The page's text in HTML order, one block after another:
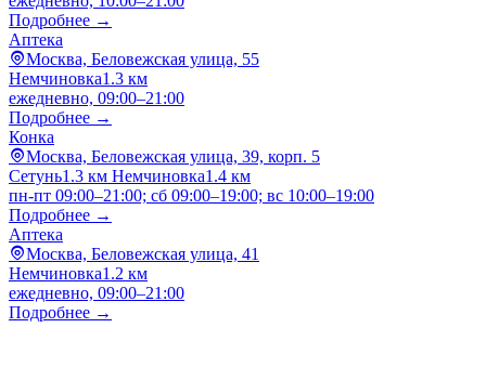
Подробнее →
Аптека
Москва, Беловежская улица, 55
Немчиновка1.3 км
ежедневно, 09:00–21:00
Подробнее →
Конка
Москва, Беловежская улица, 39, корп. 5
Сетунь1.3 км Немчиновка1.4 км
пн-пт 09:00–21:00; сб 09:00–19:00; вс 10:00–19:00
Подробнее →
Аптека
Москва, Беловежская улица, 41
Немчиновка1.2 км
ежедневно, 09:00–21:00
Подробнее →